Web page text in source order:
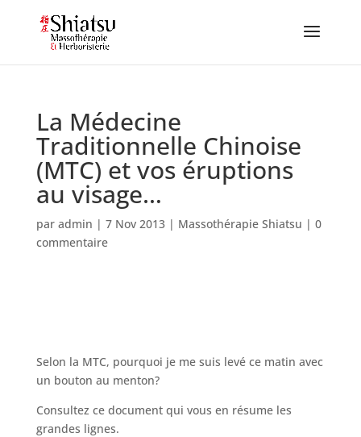
La Médecine
Traditionnelle Chinoise
(MTC) et vos éruptions
au visage…
par admin | 7 Nov 2013| Massothérapie Shiatsu | 0
commentaire
Selon la MTC, pourquoi je me suis levé ce matin avec
un bouton au menton?
Consultez ce document qui vous en résume les
grandes lignes.